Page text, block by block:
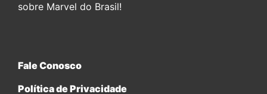
sobre Marvel do Brasil!
Fale Conosco
Política de Privacidade